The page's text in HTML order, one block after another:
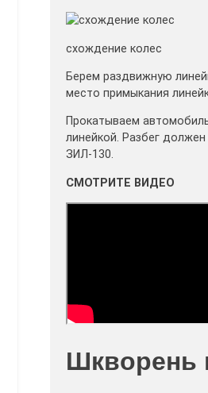
схождение колес
Берем раздвижную
место примыкания
Прокатываем
линейкой. Разбег
ЗИЛ-130.
СМОТРИТЕ ВИДЕО
Шкворень